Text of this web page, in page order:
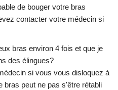
de bouger votre bras
contacter votre médecin si
bras environ 4 fois et que je
des élingues?
si vous vous disloquez à
bras peut ne pas s'être rétabli